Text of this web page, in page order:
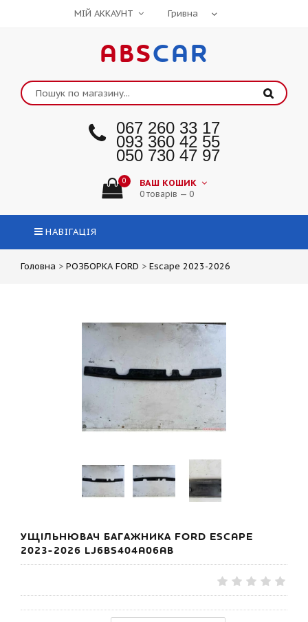
МІЙ АККАУНТ
ABSCAR
067 260 33 17
093 360 42 55
050 730 47 97
0 ВАШ КОШИК
0 товарів — 0
НАВІГАЦІЯ
Головна > РОЗБОРКА FORD > Escape 2023-2026
УЩІЛЬНЮВАЧ БАГАЖНИКА FORD ESCAPE
2023-2026 LJ6BS404A06AB